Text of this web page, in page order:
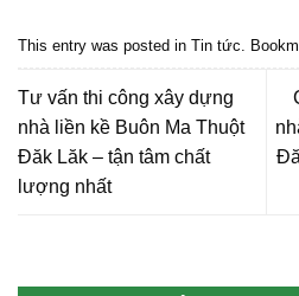
This entry was posted in Tin tức.
Tư vấn thi công xây dựng
nhà liền kề Buôn Ma Thuột
Đăk Lăk – tận tâm chất
lượng nhất